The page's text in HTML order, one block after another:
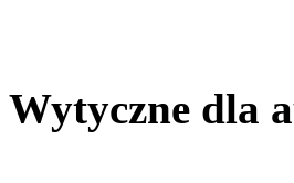
Wytyczne dla